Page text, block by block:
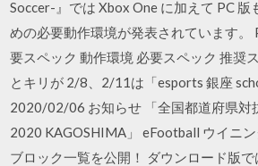
Soccer-』では Xbox One に加えて PC 版
めの必要動作環境が発表されています。
要スペック 動作環境 必要スペック 推奨
とキリが 2/8、2/11は「esports 銀座
2020/02/06 お知らせ 「全国都道府県対
2020 KAGOSHIMA」 eFootball ウイニ
ブロック一覧を公開！ ダウンロード版